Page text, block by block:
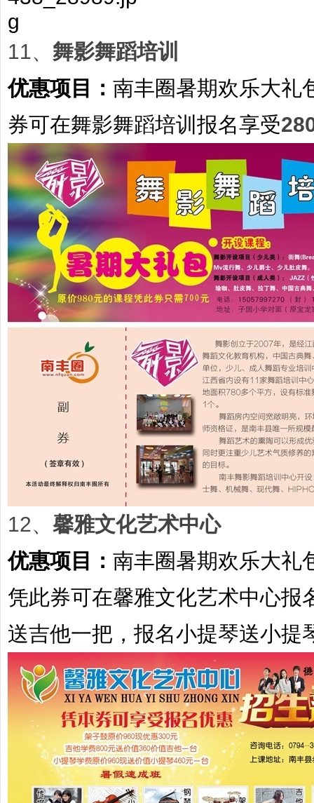
11、 舞影舞蹈培训
优惠项目： 南丰圈暑期欢乐大礼
券可在舞影舞蹈培训报名享受
12、 馨雅文化艺术中心
优惠项目： 南丰圈暑期欢乐大礼
凭此券可在馨雅文化艺术中心报
送吉他一把 ，报名小提琴送小提